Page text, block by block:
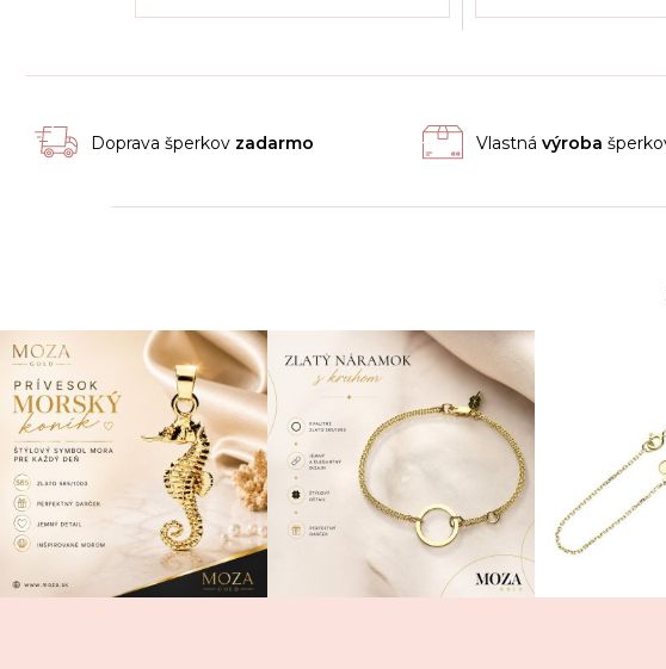
Doprava šperkov zadarmo Vlastná výroba